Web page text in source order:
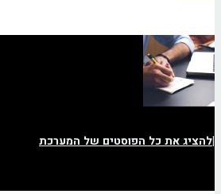
|להציג את כל הפוסטים של המערכת